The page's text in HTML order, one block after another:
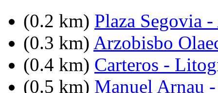
(0.2 km) Plaza Segovia
(0.3 km) Arzobisbo
(0.4 km) Carteros -
(0.5 km) Manuel Arnau